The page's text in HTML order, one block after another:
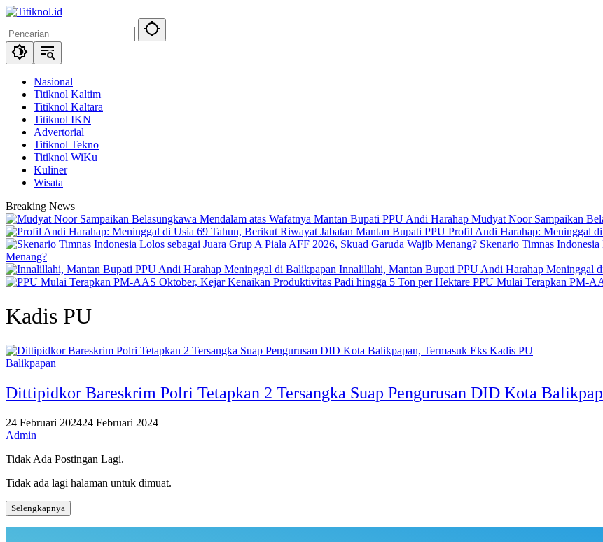
Langsung
konten
Nasional
Titiknol Kaltim
Titiknol Kaltara
Titiknol IKN
Advertorial
Titiknol Tekno
Titiknol WiKu
Kuliner
Wisata
Breaking News
Mudyat Noor Sampaikan
Profil Andi Harahap: Meninggal
Skenario Timnas
Menang?
Innalillahi, Mantan Bupati PPU Andi Harahap Meninggal
PPU Mulai Terapkan PM-
Kadis PU
Balikpapan
Dittipidkor Bareskrim Polri Tetapkan 2 Tersangka Suap Pengurusan DID Kota
24 Februari 202424 Februari 2024
Admin
Tidak Ada Postingan Lagi.
Tidak ada lagi halaman untuk dimuat.
Selengkapnya